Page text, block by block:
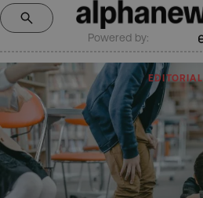
Powered by:
EDITORIAL